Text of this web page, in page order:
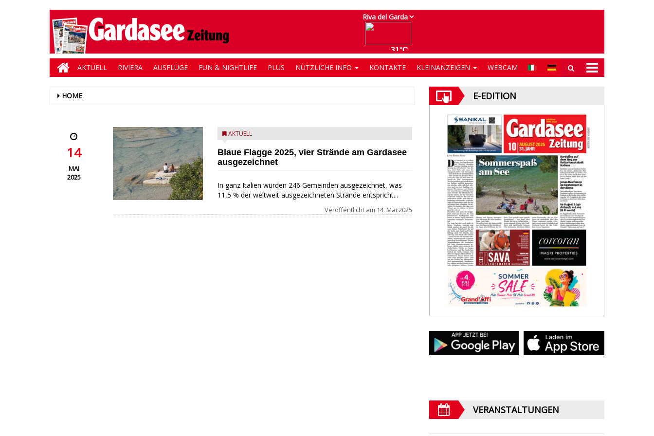
AKTUELL RIVIERA AUSFLÜGE FUN & NIGHTLIFE PLUS NÜTZLICHE INFO KONTAKTE KLEINANZEIGEN WEBCAM
HOME
14
MAI
2025
AKTUELL
Blaue Flagge 2025, vier Strände am Gardasee
ausgezeichnet
In ganz Italien wurden 246 Gemeinden ausgezeichnet, was
11,5 % der weltweit ausgezeichneten Strände entspricht...
Veröffentlicht am 14. Mai 2025
E-EDITION
VERANSTALTUNGEN